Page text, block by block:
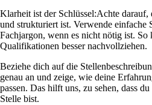
Klarheit ist der Schlüssel:Achte darauf,
und strukturiert ist. Verwende einfache
Fachjargon, wenn es nicht nötig ist. So
Qualifikationen besser nachvollziehen.
Beziehe dich auf die
genau an und zeige, wie deine
passen. Das hilft uns, zu sehen, dass
Stelle bist.